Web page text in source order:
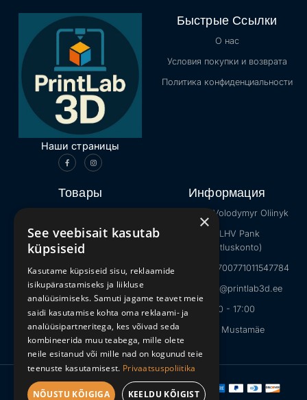
Наши страницы
Быстрые Ссылки
О нас
Условия покупки и возврата
Политика конфиденциальности
Товары
Интернет-мемы
Животные
Minecraft
Игрушки на Хэллоуин
Информация
Продавец: Volodymyr Oliinyk
Банк: LHV Pank
(ettevõtluskonto)
IBAN: EE027700771011547784
E-mail: info@printlab3d.ee
09:00 - 17:00
Tallinn, Mustamäe
Copyright © 2026
PrintLab3D
×
See veebisait kasutab
küpsiseid
Kasutame küpsiseid sisu, reklaamide
isikupärastamiseks ja liikluse
analüüsimiseks. Samuti jagame teavet meie
saidi kasutamise kohta oma reklaami- ja
analüüsipartneritega, kes võivad seda
kombineerida muu teabega, mille olete
neile esitanud või mille nad on kogunud teie
teenuste kasutamisest. Privaatsuspoliitika
NÕUSTU KÕIGIGA KEELDU KÕIGIST